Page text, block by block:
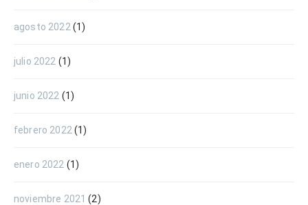
agosto 2022 (1)
julio 2022 (1)
junio 2022 (1)
febrero 2022 (1)
enero 2022 (1)
noviembre 2021 (2)